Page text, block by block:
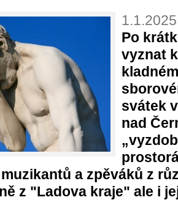
Po
vyznat
svátek
nad
a zpěváků z
z "Ladova kraje" ale i